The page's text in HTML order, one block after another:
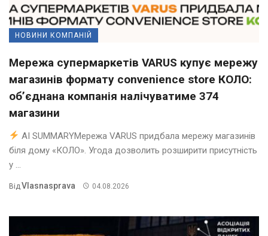
НОВИНИ КОМПАНІЙ
Мережа супермаркетів VARUS купує мережу
магазинів формату convenience store КОЛО:
об’єднана компанія налічуватиме 374
магазини
AI SUMMARYМережа VARUS придбала мережу магазинів
біля дому «КОЛО». Угода дозволить розширити присутність
у ...
Від Vlasnasprava 04.08.2026